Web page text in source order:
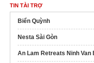
TIN TÀI TRỢ
Biển Quỳnh
Nesta Sài Gòn
An Lam Retreats Ninh Van